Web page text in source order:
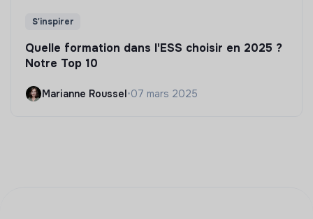
S'inspirer
Quelle formation dans l'ESS choisir en 2025 ?
Notre Top 10
Marianne Roussel•07 mars 2025